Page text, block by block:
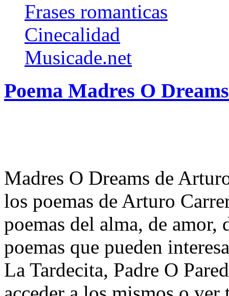
Frases romanticas
Cinecalidad
Musicade.net
Poema Madres O
Madres O Dreams de
los poemas de Arturo
poemas del alma, de
poemas que pueden
La Tardecita, Padre O